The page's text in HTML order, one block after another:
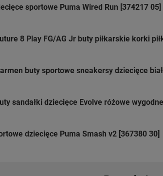
sportowe Puma Wired Run [374217 05]
8 Play FG/AG Jr buty piłkarskie korki
buty sportowe sneakersy dziecięce
sandałki dziecięce Evolve różowe
dziecięce Puma Smash v2 [367380 30]